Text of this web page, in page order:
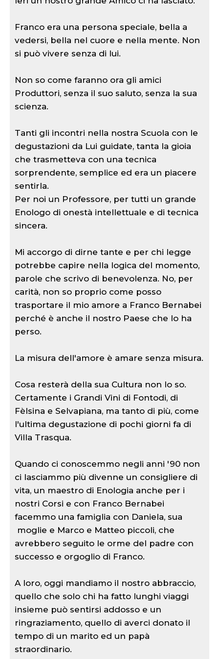
Franco era una persona speciale, bella a
vedersi, bella nel cuore e nella mente. Non
si può vivere senza di lui.
Non so come faranno ora gli amici
Produttori, senza il suo saluto, senza la sua
scienza.
Tanti gli incontri nella nostra Scuola con le
degustazioni da Lui guidate, tanta la gioia
che trasmetteva con una tecnica
sorprendente, semplice ed era un piacere
sentirla.
Per noi un Professore, per tutti un grande
Enologo di onestà intellettuale e di tecnica
sincera.
Mi accorgo di dirne tante e per chi legge
potrebbe capire nella logica del momento,
parole che scrivo di benevolenza. No, per
carità, non so proprio come posso
trasportare il mio amore a Franco Bernabei
perché è anche il nostro Paese che lo ha
perso.
La misura dell'amore è amare senza misura.
Cosa resterà della sua Cultura non lo so.
Certamente i Grandi Vini di Fontodi, di
Fèlsina e Selvapiana, ma tanto di più, come
l'ultima degustazione di pochi giorni fa di
Villa Trasqua.
Quando ci conoscemmo negli anni '90 non
ci lasciammo più divenne un consigliere di
vita, un maestro di Enologia anche per i
nostri Corsi e con Franco Bernabei
facemmo una famiglia con Daniela, sua
moglie e Marco e Matteo piccoli, che
avrebbero seguito le orme del padre con
successo e orgoglio di Franco.
A loro, oggi mandiamo il nostro abbraccio,
quello che solo chi ha fatto lunghi viaggi
insieme può sentirsi addosso e un
ringraziamento, quello di averci donato il
tempo di un marito ed un papà
straordinario.